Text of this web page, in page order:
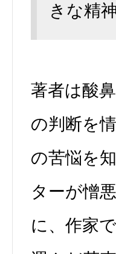
きな精
著者は酸
の判断を
の苦悩を
ターが憎
に、作家